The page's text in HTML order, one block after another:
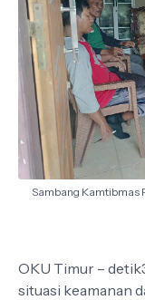
Sambang Kamtibmas
OKU Timur –
situasi keamanan